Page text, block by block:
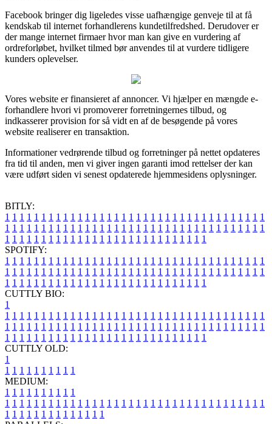
Facebook bringer dig ligeledes visse uafhængige genveje til at få
kendskab til internet forhandlerens kundetilfredshed. Derudover er
der mange internet firmaer hvor man kan give en vurdering af
ordreforløbet, hvilket tilmed bør anvendes til at vurdere tidligere
kunders oplevelser.
Vores website er finansieret af annoncer. Vi hjælper en mængde e-
forhandlere hvori vi promoverer forretningernes tilbud, og
indkasserer provision for så vidt en af de besøgende på vores
website realiserer en transaktion.
Informationer vedrørende tilbud og forretninger på nettet opdateres
fra tid til anden, men vi giver ingen garanti imod rettelser der kan
være udført siden vi senest opdaterede hjemmesidens oplysninger.
BITLY:
1 1 1 1 1 1 1 1 1 1 1 1 1 1 1 1 1 1 1 1 1 1 1 1 1 1 1 1 1 1 1 1 1 1 1 1
1 1 1 1 1 1 1 1 1 1 1 1 1 1 1 1 1 1 1 1 1 1 1 1 1 1 1 1 1 1 1 1 1 1 1 1
1 1 1 1 1 1 1 1 1 1 1 1 1 1 1 1 1 1 1 1 1 1 1 1 1 1 1 1
SPOTIFY:
1 1 1 1 1 1 1 1 1 1 1 1 1 1 1 1 1 1 1 1 1 1 1 1 1 1 1 1 1 1 1 1 1 1 1 1
1 1 1 1 1 1 1 1 1 1 1 1 1 1 1 1 1 1 1 1 1 1 1 1 1 1 1 1 1 1 1 1 1 1 1 1
1 1 1 1 1 1 1 1 1 1 1 1 1 1 1 1 1 1 1 1 1 1 1 1 1 1 1 1
CUTTLY BIO:
1
1 1 1 1 1 1 1 1 1 1 1 1 1 1 1 1 1 1 1 1 1 1 1 1 1 1 1 1 1 1 1 1 1 1 1 1
1 1 1 1 1 1 1 1 1 1 1 1 1 1 1 1 1 1 1 1 1 1 1 1 1 1 1 1 1 1 1 1 1 1 1 1
1 1 1 1 1 1 1 1 1 1 1 1 1 1 1 1 1 1 1 1 1 1 1 1 1 1 1 1
CUTTLY OLD:
1
1 1 1 1 1 1 1 1 1 1
MEDIUM:
1 1 1 1 1 1 1 1 1 1
1 1 1 1 1 1 1 1 1 1 1 1 1 1 1 1 1 1 1 1 1 1 1 1 1 1 1 1 1 1 1 1 1 1 1 1
1 1 1 1 1 1 1 1 1 1 1 1 1 1